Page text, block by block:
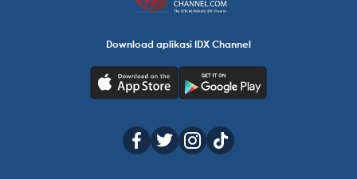
Download aplikasi IDX Channel